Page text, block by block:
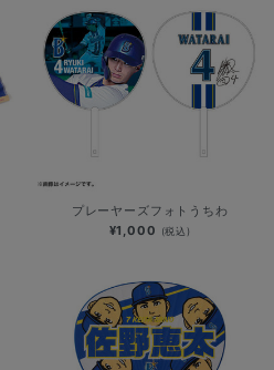
プレーヤーズフォトうちわ
¥1,000 (税込)